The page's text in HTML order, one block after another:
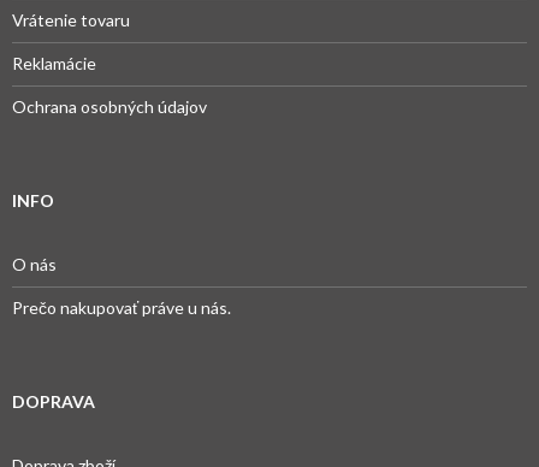
Vrátenie tovaru
Reklamácie
Ochrana osobných údajov
INFO
O nás
Prečo nakupovať práve u nás.
DOPRAVA